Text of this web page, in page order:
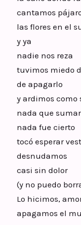
cantamos
las flores en el
y ya
nadie nos reza
tuvimos miedo
de apagarlo
y ardimos como
nada que
nada fue cierto
tocó esperar
desnudamos
casi sin dolor
(y no puedo
Lo hicimos,
apagamos el